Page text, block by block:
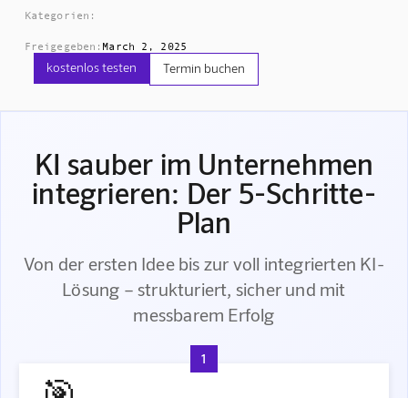
Kategorien:
Freigegeben: March 2, 2025
kostenlos testen Termin buchen
KI sauber im Unternehmen
integrieren: Der 5-Schritte-
Plan
Von der ersten Idee bis zur voll integrierten KI-
Lösung – strukturiert, sicher und mit
messbarem Erfolg
1